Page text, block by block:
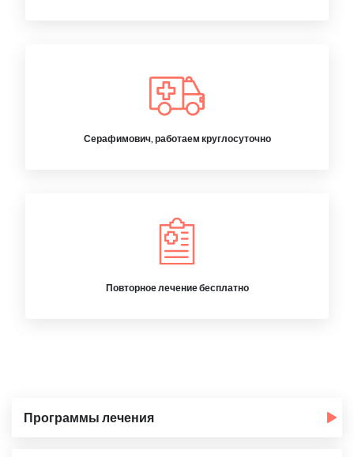
Серафимович, работаем круглосуточно
Повторное лечение бесплатно
Программы лечения